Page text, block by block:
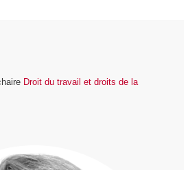
Droit du travail et droits de la